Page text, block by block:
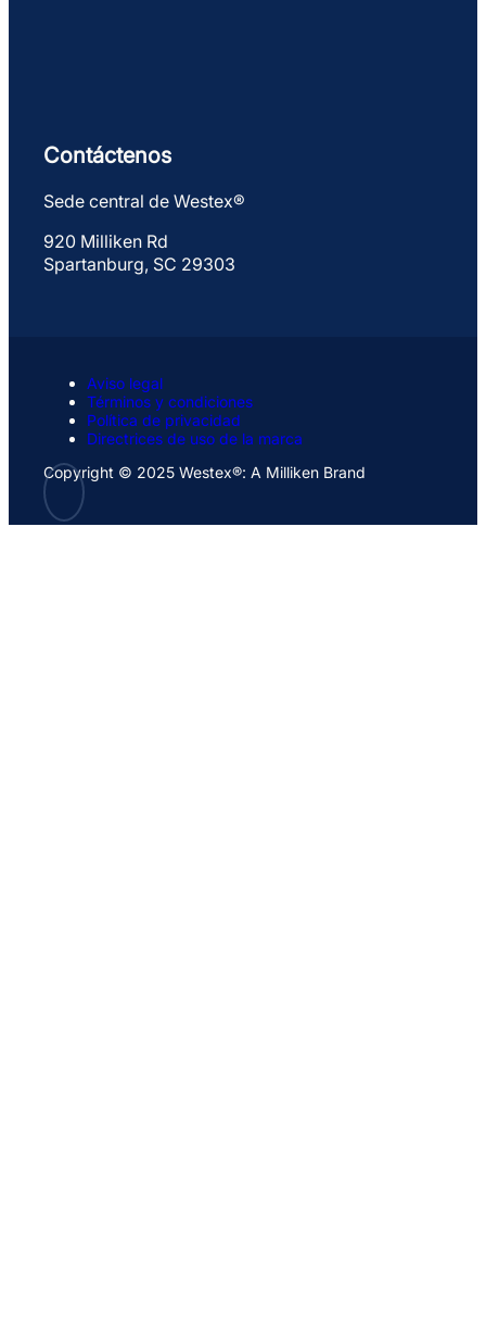
Contáctenos
Sede central de Westex®
920 Milliken Rd
Spartanburg, SC 29303
Aviso legal
Términos y condiciones
Política de privacidad
Directrices de uso de la marca
Copyright © 2025 Westex®: A Milliken Brand